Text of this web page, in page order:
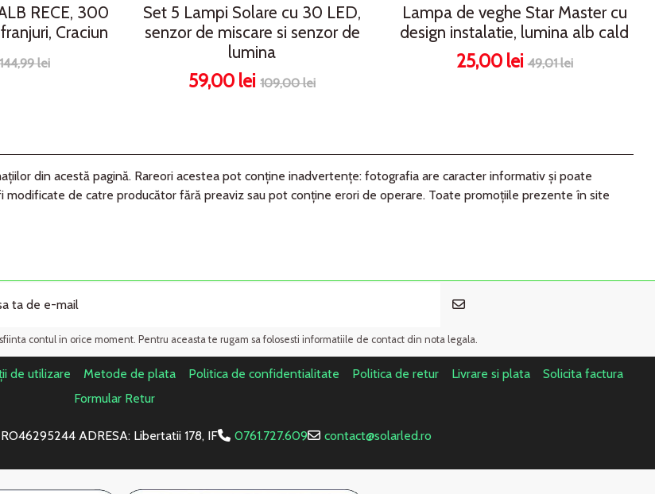
RECE, 300
Craciun
lei
Set 5 Lampi Solare cu 30 LED,
senzor de miscare si senzor de
lumina
59,00 lei 109,00 lei
Lampa de veghe Star Master cu
design instalatie, lumina alb cald
25,00 lei49,01 lei
din acestă pagină. Rareori acestea pot conţine inadvertenţe: fotografia are caracter informativ şi poate
de catre producător fără preaviz sau pot conţine erori de operare. Toate promoţiile prezente în site
contul in orice moment. Pentru aceasta te rugam sa folosesti informatiile de contact din nota legala.
de utilizare Metode de plata Politica de confidentialitate Politica de retur Livrare si plata
Solicita factura
Formular Retur
ADRESA: Libertatii 178, IF 0761.727.609 contact@solarled.ro